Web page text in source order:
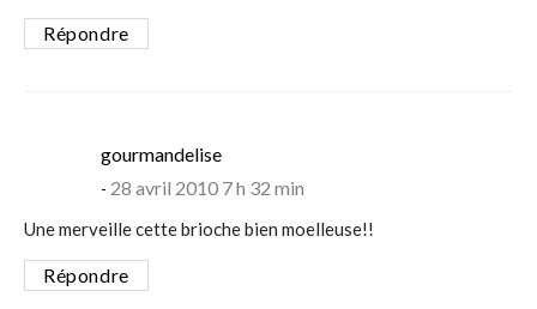
Répondre
gourmandelisesays:
28 avril 2010 7 h 32 min
Une merveille cette brioche bien moelleuse!!
Répondre